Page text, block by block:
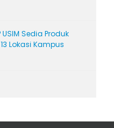
Sedia Produk
Lokasi Kampus